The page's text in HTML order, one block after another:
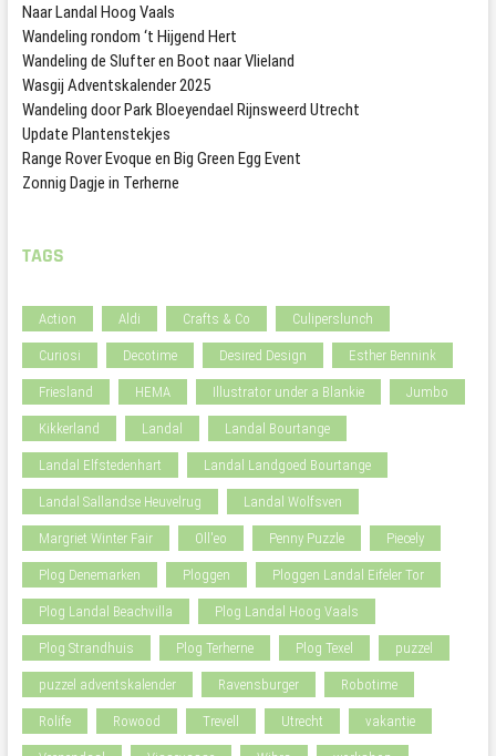
Naar Landal Hoog Vaals
Wandeling rondom ‘t Hijgend Hert
Wandeling de Slufter en Boot naar Vlieland
Wasgij Adventskalender 2025
Wandeling door Park Bloeyendael Rijnsweerd Utrecht
Update Plantenstekjes
Range Rover Evoque en Big Green Egg Event
Zonnig Dagje in Terherne
TAGS
Action Aldi Crafts & Co Culiperslunch
Curiosi Decotime Desired Design Esther Bennink
Friesland HEMA Illustrator under a Blankie Jumbo
Kikkerland Landal Landal Bourtange
Landal Elfstedenhart Landal Landgoed Bourtange
Landal Sallandse Heuvelrug Landal Wolfsven
Margriet Winter Fair Oll'eo Penny Puzzle Piecely
Plog Denemarken Ploggen Ploggen Landal Eifeler Tor
Plog Landal Beachvilla Plog Landal Hoog Vaals
Plog Strandhuis Plog Terherne Plog Texel puzzel
puzzel adventskalender Ravensburger Robotime
Rolife Rowood Trevell Utrecht vakantie